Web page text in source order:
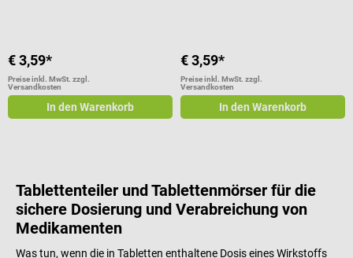
€ 3,59*
Preise inkl. MwSt. zzgl.
Versandkosten
In den Warenkorb
€ 3,59*
Preise inkl. MwSt. zzgl.
Versandkosten
In den Warenkorb
Tablettenteiler und Tablettenmörser für die
sichere Dosierung und Verabreichung von
Medikamenten
Was tun, wenn die in Tabletten enthaltene Dosis eines Wirkstoffs